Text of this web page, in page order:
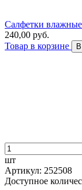
Салфетки
240,00 руб.
Товар в корзине
шт
Артикул: 252508
Доступное